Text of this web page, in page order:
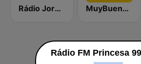
Rádio Jornal FM MuyBuena Valencia